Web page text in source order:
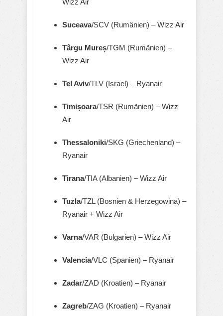
Suceava/SCV (Rumänien) – Wizz Air
Târgu Mureș/TGM (Rumänien) –
Wizz Air
Tel Aviv/TLV (Israel) – Ryanair
Timișoara/TSR (Rumänien) – Wizz
Air
Thessaloniki/SKG (Griechenland) –
Ryanair
Tirana/TIA (Albanien) – Wizz Air
Tuzla/TZL (Bosnien & Herzegowina) –
Ryanair + Wizz Air
Varna/VAR (Bulgarien) – Wizz Air
Valencia/VLC (Spanien) – Ryanair
Zadar/ZAD (Kroatien) – Ryanair
Zagreb/ZAG (Kroatien) – Ryanair